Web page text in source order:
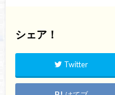
シェア！
Twitter